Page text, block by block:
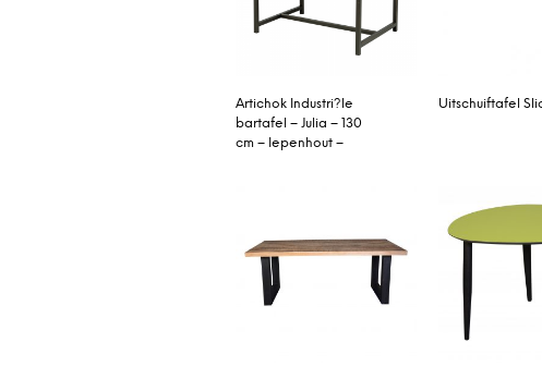
Artichok Industri?le
bartafel – Julia – 130
cm – Iepenhout –
Uitschuiftafel